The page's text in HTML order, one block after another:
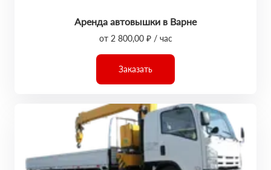
Аренда автовышки в Варне
от 2 800,00 ₽ / час
Заказать